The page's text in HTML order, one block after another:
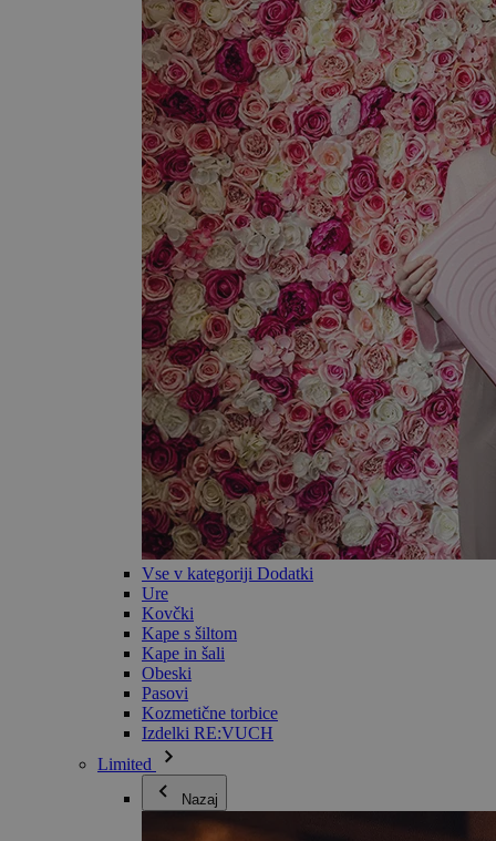
Vse v kategoriji Dodatki
Ure
Kovčki
Kape s šiltom
Kape in šali
Obeski
Pasovi
Kozmetične torbice
Izdelki RE:VUCH
Limited
Nazaj